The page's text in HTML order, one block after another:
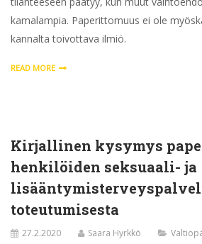
kamalampia. Paperittomuus ei ole
kannalta toivottava ilmiö.
READ MORE
Kirjallinen kysymys
henkilöiden seksuaali- ja
toteutumisesta
27.2.2020 Saara Hyrkkö